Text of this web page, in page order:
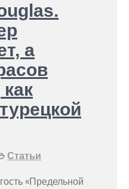
а
Статьи
«Предельной